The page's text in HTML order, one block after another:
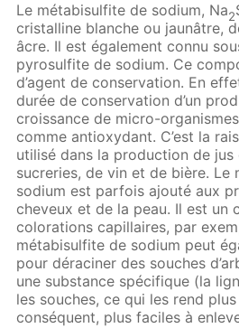
Le métabisulfite de sodium, Na2
cristalline blanche ou jaunâtre,
âcre. Il est également connu
pyrosulfite de sodium. Ce
d’agent de conservation. En
durée de conservation d’un
croissance de micro-
comme antioxydant. C’est la
utilisé dans la production de
sucreries, de vin et de bière. Le
sodium est parfois ajouté aux
cheveux et de la peau. Il est un
colorations capillaires, par
métabisulfite de sodium peut
pour déraciner des souches
une substance spécifique (la
les souches, ce qui les rend
conséquent, plus faciles à